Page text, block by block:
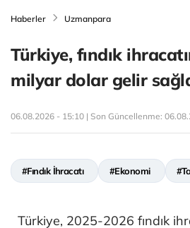
Haberler Uzmanpara
Türkiye, fındık
milyar dolar gelir
06.08.2026 - 15:10 | Son Güncellenme:
#Fındık İhracatı #Ekonomi
Türkiye, 2025-2026 fındık